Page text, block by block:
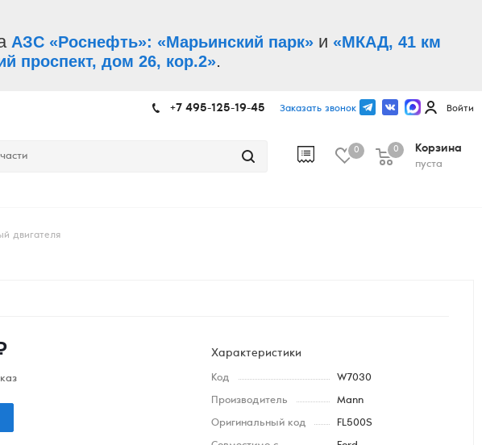
АЗС «Роснефть»: «Марьинский парк» и «МКАД, 41 км
проспект, дом 26, кор.2».
+7 495-125-19-45 Заказать звонок Войти
0
Корзина
пуста
0
двигателя
Характеристики
Код W7030
Производитель Mann
Оригинальный код FL500S